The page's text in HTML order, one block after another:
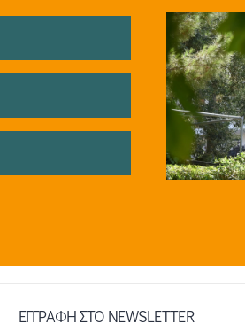
ΕΓΓΡΑΦΗ ΣΤΟ NEWSLETTER